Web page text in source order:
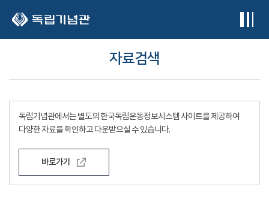
자료검색
독립기념관에서는 별도의 한국독립운동정보시스템 사이트를 제공하여
다양한 자료를 확인하고 다운받으실 수 있습니다.
바로가기